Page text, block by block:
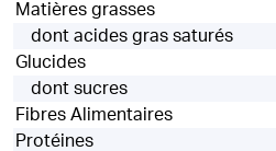
Matières grasses
dont acides gras saturés
Glucides
dont sucres
Fibres Alimentaires
Protéines